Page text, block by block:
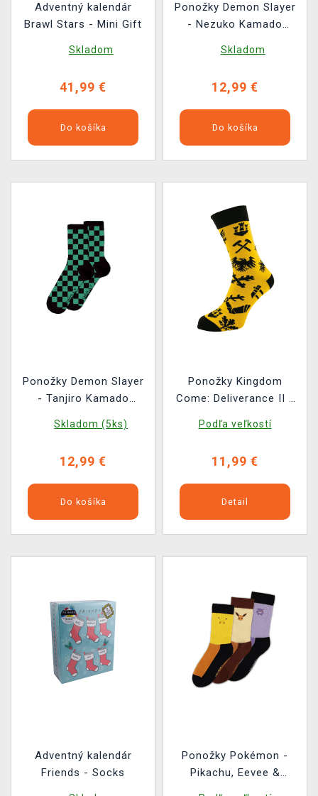
Adventný kalendár
Brawl Stars - Mini Gift
Skladom
41,99 €
Do košíka
Ponožky Demon Slayer
- Nezuko Kamado
Skladom
12,99 €
Do košíka
Ponožky Demon Slayer
- Tanjiro Kamado
Skladom (5ks)
12,99 €
Do košíka
Ponožky Kingdom
Come: Deliverance II -
Podľa veľkostí
11,99 €
Detail
Adventný kalendár
Friends - Socks
Ponožky Pokémon -
Pikachu, Eevee &